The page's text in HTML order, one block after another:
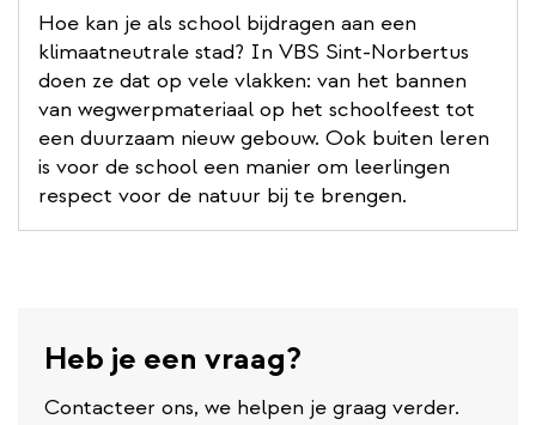
Hoe kan je als school bijdragen aan een
klimaatneutrale stad? In VBS Sint-Norbertus
doen ze dat op vele vlakken: van het bannen
van wegwerpmateriaal op het schoolfeest tot
een duurzaam nieuw gebouw. Ook buiten leren
is voor de school een manier om leerlingen
respect voor de natuur bij te brengen.
Heb je een vraag?
Contacteer ons, we helpen je graag verder.